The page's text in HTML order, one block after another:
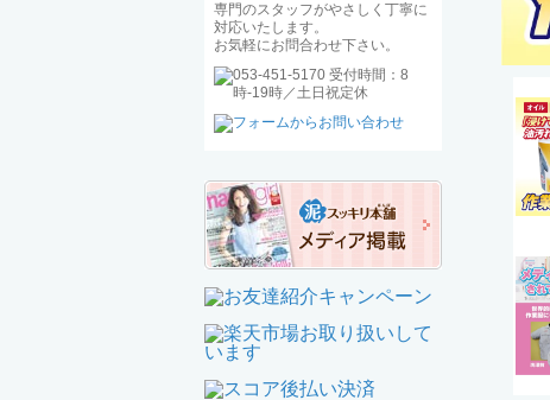
専門のスタッフがやさしく丁寧に
対応いたします。
お気軽にお問合わせ下さい。